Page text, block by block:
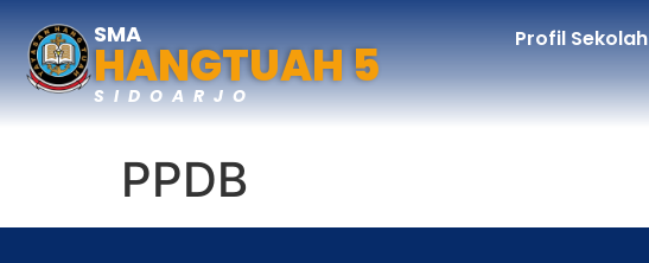
SMA
HANGTUAH 5
SIDOARJO
Profil Sekolah
PPDB